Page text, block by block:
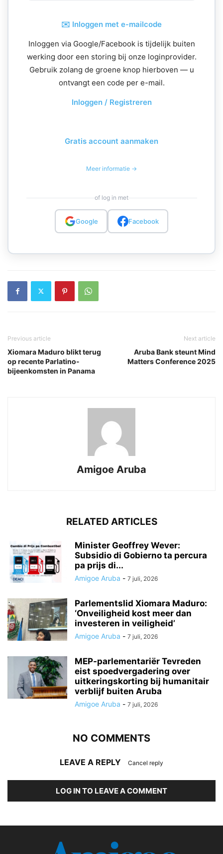
✉️ Inloggen met e-mailcode
Inloggen via Google/Facebook is tijdelijk buiten
werking door een storing bij onze loginprovider.
Gebruik zolang de groene knop hierboven — u
ontvangt een code per e-mail.
Inloggen / Registreren
Gratis account aanmaken
Meer informatie →
of log in met
Google Facebook
Previous article
Xiomara Maduro blikt terug
op recente Parlatino-
bijeenkomsten in Panama
Next article
Aruba Bank steunt Mind
Matters Conference 2025
Amigoe Aruba
RELATED ARTICLES
Minister Geoffrey Wever:
Subsidio di Gobierno ta percura
pa prijs di...
Amigoe Aruba - 7 juli, 2026
Parlementslid Xiomara Maduro:
‘Onveiligheid kost meer dan
investeren in veiligheid’
Amigoe Aruba - 7 juli, 2026
MEP-parlementariër Tevreden
eist spoedvergadering over
uitkeringskorting bij humanitair
verblijf buiten Aruba
Amigoe Aruba - 7 juli, 2026
NO COMMENTS
LEAVE A REPLY Cancel reply
LOG IN TO LEAVE A COMMENT